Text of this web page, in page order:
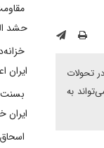
تحولات
به
حشد
ایران
بسنت
ایران